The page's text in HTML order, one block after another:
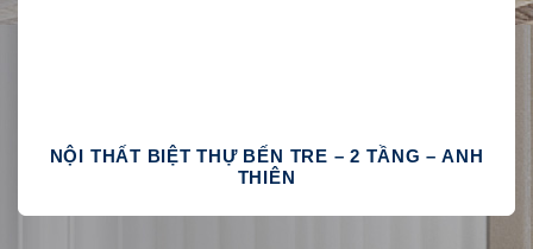
NỘI THẤT BIỆT THỰ BẾN TRE – 2 TẦNG – ANH
THIÊN